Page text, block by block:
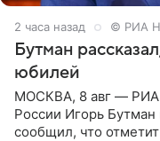
2 часа назад © РИА
Бутман
юбилей
МОСКВА, 8 авг — РИА
России Игорь
сообщил, что